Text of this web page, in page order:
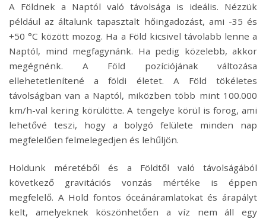
A Földnek a Naptól való távolsága is ideális. Nézzük
például az általunk tapasztalt hőingadozást, ami -35 és
+50 °C között mozog. Ha a Föld kicsivel távolabb lenne a
Naptól, mind megfagynánk. Ha pedig közelebb, akkor
megégnénk. A Föld pozíciójának változása
ellehetetlenítené a földi életet. A Föld tökéletes
távolságban van a Naptól, miközben több mint 100.000
km/h-val kering körülötte. A tengelye körül is forog, ami
lehetővé teszi, hogy a bolygó felülete minden nap
megfelelően felmelegedjen és lehűljön.
Holdunk méretéből és a Földtől való távolságából
következő gravitációs vonzás mértéke is éppen
megfelelő. A Hold fontos óceánáramlatokat és árapályt
kelt, amelyeknek köszönhetően a víz nem áll egy